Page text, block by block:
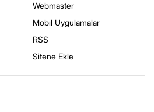
Webmaster
Mobil Uygulamalar
RSS
Sitene Ekle